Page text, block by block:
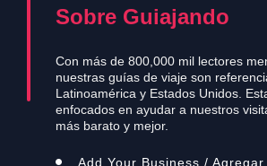
Sobre Guiajando
Con más de 800,000 mil lectores
nuestras guías de viaje son
Latinoamérica y Estados Unidos.
enfocados en ayudar a nuestros
más barato y mejor.
Add Your Business /